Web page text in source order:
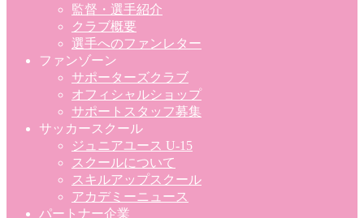
監督・選手紹介
クラブ概要
選手へのファンレター
ファンゾーン
サポーターズクラブ
オフィシャルショップ
サポートスタッフ募集
サッカースクール
ジュニアユース U-15
スクールについて
スキルアップスクール
アカデミーニュース
パートナー企業